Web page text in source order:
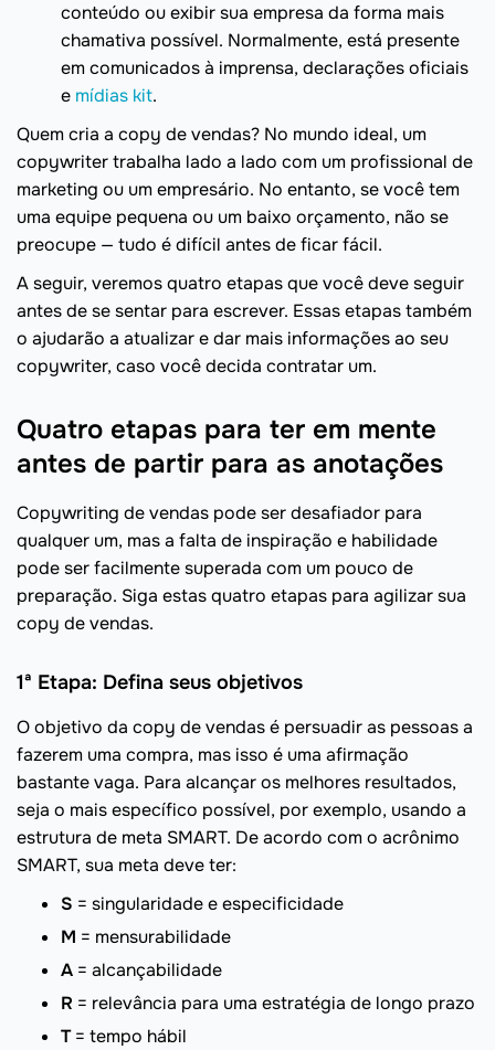
conteúdo ou exibir sua empresa da forma mais
chamativa possível. Normalmente, está presente
em comunicados à imprensa, declarações oficiais
e mídias kit.
Quem cria a copy de vendas? No mundo ideal, um
copywriter trabalha lado a lado com um profissional de
marketing ou um empresário. No entanto, se você tem
uma equipe pequena ou um baixo orçamento, não se
preocupe — tudo é difícil antes de ficar fácil.
A seguir, veremos quatro etapas que você deve seguir
antes de se sentar para escrever. Essas etapas também
o ajudarão a atualizar e dar mais informações ao seu
copywriter, caso você decida contratar um.
Quatro etapas para ter em mente
antes de partir para as anotações
Copywriting de vendas pode ser desafiador para
qualquer um, mas a falta de inspiração e habilidade
pode ser facilmente superada com um pouco de
preparação. Siga estas quatro etapas para agilizar sua
copy de vendas.
1ª Etapa: Defina seus objetivos
O objetivo da copy de vendas é persuadir as pessoas a
fazerem uma compra, mas isso é uma afirmação
bastante vaga. Para alcançar os melhores resultados,
seja o mais específico possível, por exemplo, usando a
estrutura de meta SMART. De acordo com o acrônimo
SMART, sua meta deve ter:
S = singularidade e especificidade
M = mensurabilidade
A = alcançabilidade
R = relevância para uma estratégia de longo prazo
T= tempo hábil